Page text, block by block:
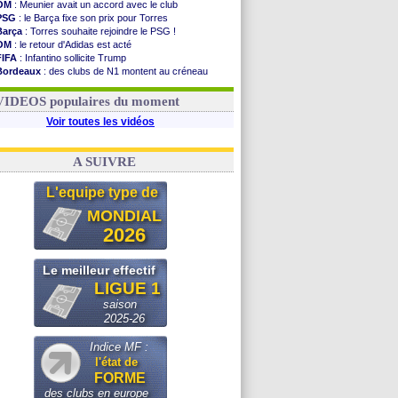
: Meunier avait un accord avec le club
: le Barça fixe son prix pour Torres
: Torres souhaite rejoindre le PSG !
: le retour d'Adidas est acté
: Infantino sollicite Trump
: des clubs de N1 montent au créneau
: le démenti de Leipzig pour Diomandé
populaires du moment
Voir toutes les vidéos
A SUIVRE
L'equipe type de
MONDIAL
2026
Le meilleur effectif
LIGUE 1
saison
2025-26
Indice MF :
l'état de
FORME
des clubs en europe